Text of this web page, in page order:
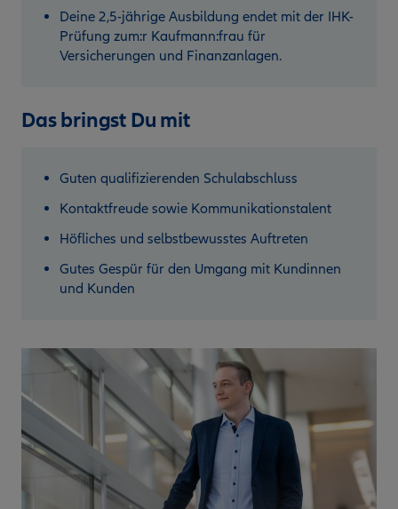
Deine 2,5-jährige Ausbildung endet mit der IHK-
Prüfung zum:r Kaufmann:frau für
Versicherungen und Finanzanlagen.
Das bringst Du mit
Guten qualifizierenden Schulabschluss
Kontaktfreude sowie Kommunikationstalent
Höfliches und selbstbewusstes Auftreten
Gutes Gespür für den Umgang mit Kundinnen
und Kunden